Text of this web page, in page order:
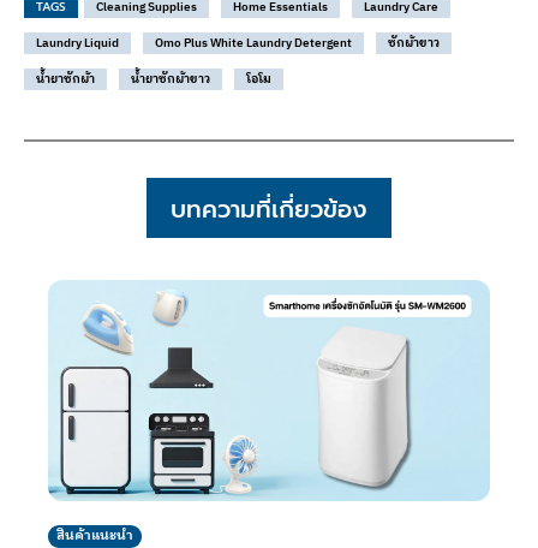
TAGS Cleaning Supplies Home Essentials
Laundry Care
Laundry Liquid
Omo Plus White Laundry Detergent
ซักผ้าขาว
น้ำยาซักผ้า
น้ำยาซักผ้าขาว โอโม
บทความที่เกี่ยวข้อง
สินค้าแนะนำ